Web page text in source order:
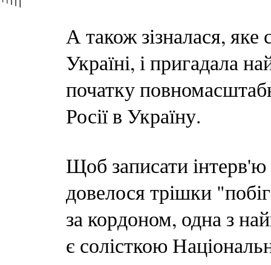
А також зізналася, яке
Україні, і пригадала
початку
Росії в Україну.
Щоб записати
довелося трішки
за кордоном, одна з
є солісткою